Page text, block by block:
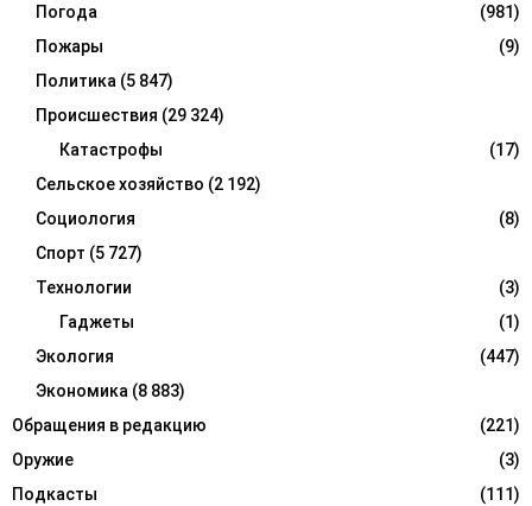
Погода
(981)
Пожары
(9)
Политика (5 847)
Происшествия (29 324)
Катастрофы
(17)
Сельское хозяйство (2 192)
Социология
(8)
Спорт (5 727)
Технологии
(3)
Гаджеты
(1)
Экология
(447)
Экономика (8 883)
Обращения в редакцию
(221)
Оружие
(3)
Подкасты
(111)